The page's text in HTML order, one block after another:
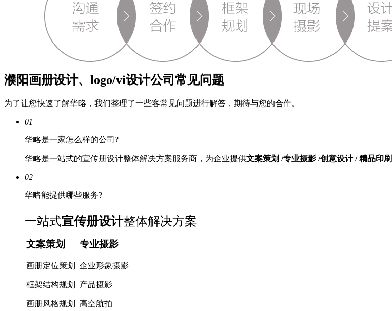
濮阳画册设计、logo/vi设计公司常见问题
为了让您快速了解华略，我们整理了一些客常见问题进行解答，期待与您的合作。
01
华略是一家怎么样的公司?
华略是一站式的宣传册设计整体解决方案服务商，为企业提供文案策划 /专业摄影 /创意设计 / 精品印刷
02
华略能提供哪些服务?
一站式宣传册设计整体解决方案
文案策划
画册定位策划
框架结构规划
画册风格规划
专业摄影
企业形象摄影
产品摄影
高空航拍